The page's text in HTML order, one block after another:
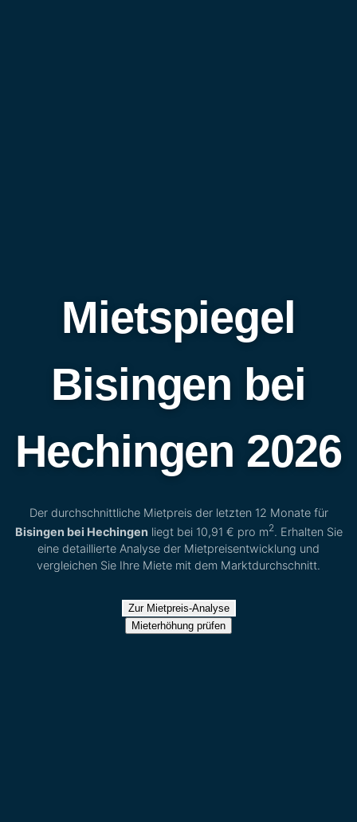
Mietspiegel
Bisingen bei
Hechingen 2026
Der durchschnittliche Mietpreis der letzten 12 Monate für
Bisingen bei Hechingen liegt bei 10,91 € pro m2. Erhalten Sie
eine detaillierte Analyse der Mietpreisentwicklung und
vergleichen Sie Ihre Miete mit dem Marktdurchschnitt.
Zur Mietpreis-Analyse
Mieterhöhung prüfen